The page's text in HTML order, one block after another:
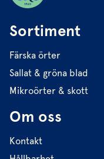
Sortiment
Färska örter
Sallat & gröna blad
Mikroörter & skott
Om oss
Kontakt